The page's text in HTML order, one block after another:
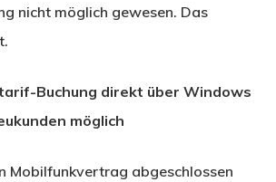
nicht möglich gewesen. Das
Buchung direkt über Windows
möglich
Mobilfunkvertrag abgeschlossen